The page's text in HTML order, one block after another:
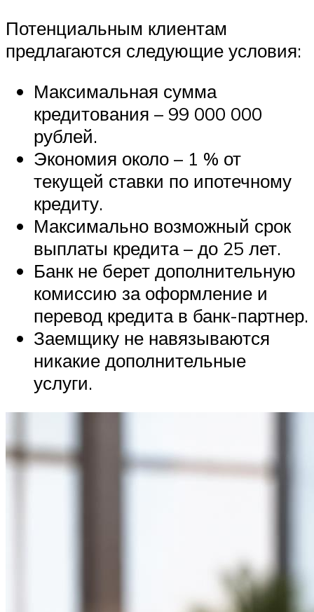
Потенциальным клиентам
предлагаются следующие условия:
Максимальная сумма
кредитования – 99 000 000
рублей.
Экономия около – 1 % от
текущей ставки по ипотечному
кредиту.
Максимально возможный срок
выплаты кредита – до 25 лет.
Банк не берет дополнительную
комиссию за оформление и
перевод кредита в банк-партнер.
Заемщику не навязываются
никакие дополнительные
услуги.